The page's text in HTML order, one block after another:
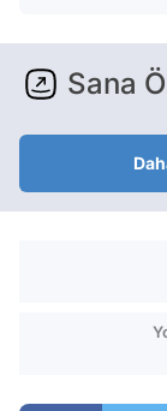
Sana